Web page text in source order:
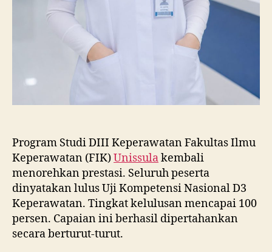
Program Studi DIII Keperawatan Fakultas Ilmu
Keperawatan (FIK)Unissulakembali
menorehkan prestasi. Seluruh peserta
dinyatakan lulus Uji Kompetensi Nasional D3
Keperawatan. Tingkat kelulusan mencapai 100
persen. Capaian ini berhasil dipertahankan
secara berturut-turut.